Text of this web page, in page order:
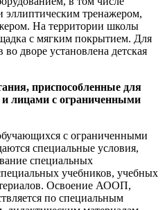
тренажером,
На территории школы
с мягким покрытием. Для
дворе установлена детская
приспособленные для
лицами с ограниченными
с ограниченными
специальные условия,
специальных
учебников, учебных
Освоение АООП,
по специальным